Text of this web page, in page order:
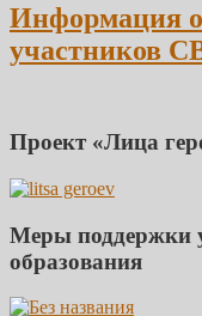
Информация
участников
Проект «Лица
Меры поддержки
образования